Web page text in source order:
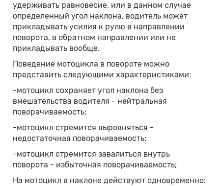
удерживать равновесие, или в данном случае
определенный угол наклона, водитель может
прикладывать усилия к рулю в направлении
поворота, в обратном направлении или не
прикладывать вообще.
Поведение мотоцикла в повороте можно
представить следующими характеристиками:
-мотоцикл сохраняет угол наклона без
вмешательства водителя - нейтральная
поворачиваемость;
-мотоцикл стремится выровняться -
недостаточная поворачиваемость;
-мотоцикл стремится завалиться внутрь
поворота - избыточная поворачиваемость;
На мотоцикл в наклоне действуют одновременно: